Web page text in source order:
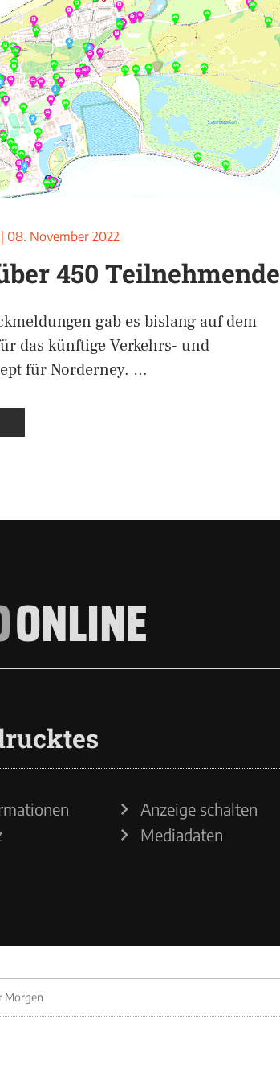
08. November 2022
450 Teilnehmende
gab es bislang auf dem
das künftige Verkehrs- und
für Norderney. …
ONLINE
Anzeige schalten
Mediadaten
Morgen